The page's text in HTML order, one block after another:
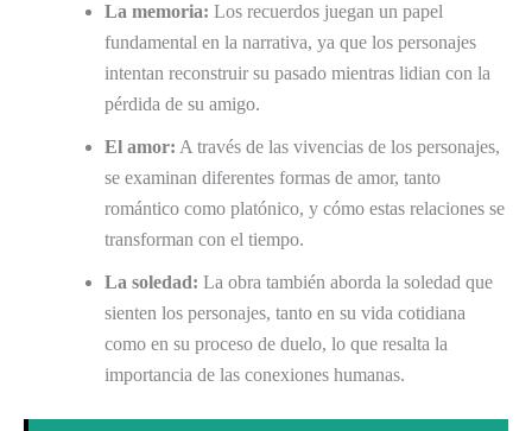
La memoria: Los recuerdos juegan un papel
fundamental en la narrativa, ya que los personajes
intentan reconstruir su pasado mientras lidian con la
pérdida de su amigo.
El amor: A través de las vivencias de los personajes,
se examinan diferentes formas de amor, tanto
romántico como platónico, y cómo estas relaciones se
transforman con el tiempo.
La soledad: La obra también aborda la soledad que
sienten los personajes, tanto en su vida cotidiana
como en su proceso de duelo, lo que resalta la
importancia de las conexiones humanas.